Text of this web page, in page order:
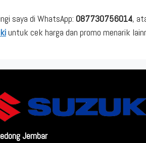
saya di WhatsApp: 087730756014,
untuk cek harga dan promo menarik
Jembar